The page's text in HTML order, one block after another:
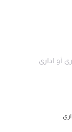
أو ادارى